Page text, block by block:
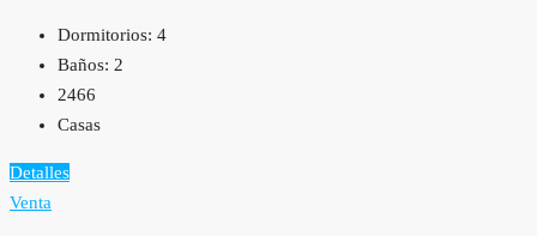
Dormitorios: 4
Baños: 2
2466
Casas
Detalles
Venta